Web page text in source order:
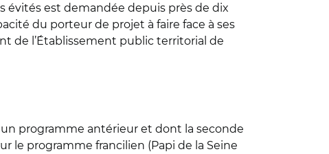
évités est demandée depuis près de dix
du porteur de projet à faire face à ses
de l’Établissement public territorial de
programme antérieur et dont la seconde
le programme francilien (Papi de la Seine